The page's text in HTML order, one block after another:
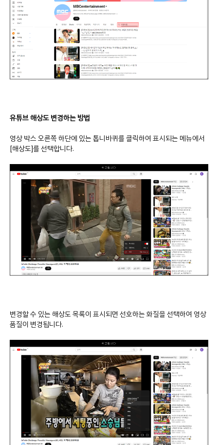
유튜브 해상도 변경하는 방법
영상 박스 오른쪽 하단에 있는 톱니바퀴를 클릭하여 표시되는 메뉴에서
[해상도]를 선택합니다.
변경할 수 있는 해상도 목록이 표시되면 선호하는 화질을 선택하여 영상
품질이 변경됩니다.